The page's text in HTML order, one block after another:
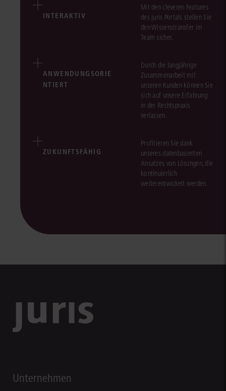
INTERAKTIV
Mit den cleveren Features
des juris Portals stellen Sie
den Wissenstransfer im
Team sicher.
ANWENDUNGSORIE
NTIERT
Durch die langjährige
Zusammenarbeit mit
unseren Kunden können Sie
sich auf unsere Erfahrung
in der Rechtspraxis
verlassen.
ZUKUNFTSFÄHIG
Profitieren Sie dank
unseres datenbasierten
Ansatzes von Lösungen, die
kontinuierlich
weiterentwickelt werden.
Unternehmen